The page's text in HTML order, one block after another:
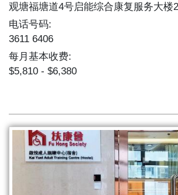
观塘福塘道4号启能综合康复服务大楼
电话号码:
3611 6406
每月基本收费:
$5,810 - $6,380